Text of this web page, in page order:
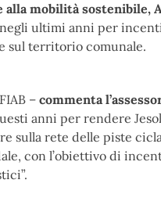
alla mobilità sostenibile,
ultimi anni per
sul territorio comunale.
–commenta
anni per rendere
sulla rete delle piste
con l’obiettivo di